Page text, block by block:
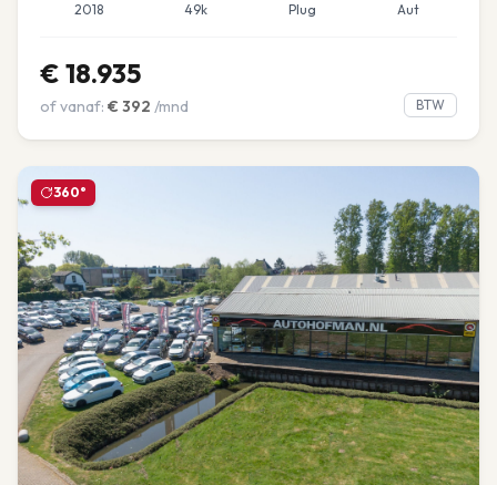
2018 49k Plug Aut
€ 18.935
of vanaf: € 392 /mnd BTW
360°